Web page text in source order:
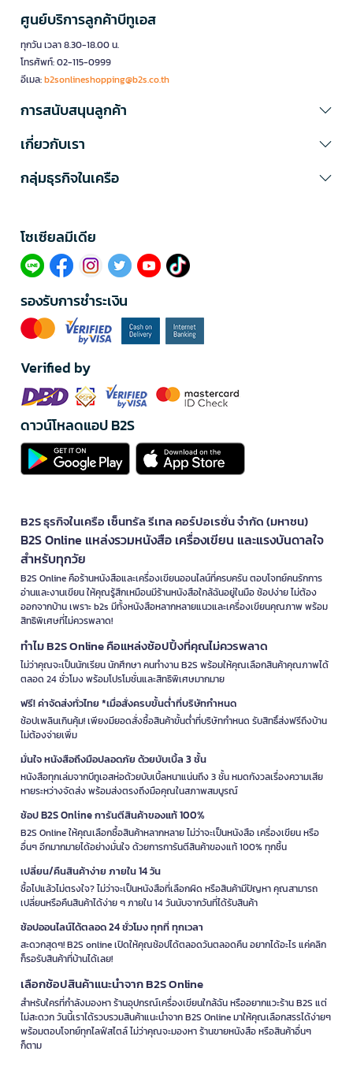
ศูนย์บริการลูกค้าบีทูเอส
ทุกวัน เวลา 8.30-18.00 น.
โทรศัพท์: 02-115-0999
อีเมล:b2sonlineshopping@b2s.co.th
การสนับสนุนลูกค้า
เกี่ยวกับเรา
กลุ่มธุรกิจในเครือ
โซเซียลมีเดีย​
รองรับการชำระเงิน
Verified by
ดาวน์โหลดแอป B2S
B2S ธุรกิจในเครือ เซ็นทรัล รีเทล คอร์ปอเรชั่น จำกัด (มหาชน)
B2S Online แหล่งรวมหนังสือ เครื่องเขียน และแรงบันดาลใจ
สำหรับทุกวัย
B2S Online คือร้านหนังสือและเครื่องเขียนออนไลน์ที่ครบครัน ตอบโจทย์คนรักการ
อ่านและงานเขียน ให้คุณรู้สึกเหมือนมีร้านหนังสือใกล้ฉันอยู่ในมือ ช้อปง่าย ไม่ต้อง
ออกจากบ้าน เพราะ b2s มีทั้งหนังสือหลากหลายแนวและเครื่องเขียนคุณภาพ พร้อม
สิทธิพิเศษที่ไม่ควรพลาด!
ทำไม B2S Online คือแหล่งช้อปปิ้งที่คุณไม่ควรพลาด
ไม่ว่าคุณจะเป็นนักเรียน นักศึกษา คนทำงาน B2S พร้อมให้คุณเลือกสินค้าคุณภาพได้
ตลอด 24 ชั่วโมง พร้อมโปรโมชั่นและสิทธิพิเศษมากมาย
ฟรี! ค่าจัดส่งทั่วไทย *เมื่อสั่งครบขั้นต่ำที่บริษัทกำหนด
ช้อปเพลินเกินคุ้ม! เพียงมียอดสั่งซื้อสินค้าขั้นต่ำที่บริษัทกำหนด รับสิทธิ์ส่งฟรีถึงบ้าน
ไม่ต้องจ่ายเพิ่ม
มั่นใจ หนังสือถึงมือปลอดภัย ด้วยบับเบิ้ล 3 ชั้น
หนังสือทุกเล่มจากบีทูเอสห่อด้วยบับเบิ้ลหนาแน่นถึง 3 ชั้น หมดกังวลเรื่องความเสีย
หายระหว่างจัดส่ง พร้อมส่งตรงถึงมือคุณในสภาพสมบูรณ์
ช้อป B2S Online การันตีสินค้าของแท้ 100%
B2S Online ให้คุณเลือกซื้อสินค้าหลากหลาย ไม่ว่าจะเป็นหนังสือ เครื่องเขียน หรือ
อื่นๆ อีกมากมายได้อย่างมั่นใจ ด้วยการการันตีสินค้าของแท้ 100% ทุกชิ้น
เปลี่ยน/คืนสินค้าง่าย ภายใน 14 วัน
ซื้อไปแล้วไม่ตรงใจ? ไม่ว่าจะเป็นหนังสือที่เลือกผิด หรือสินค้ามีปัญหา คุณสามารถ
เปลี่ยนหรือคืนสินค้าได้ง่าย ๆ ภายใน 14 วันนับจากวันที่ได้รับสินค้า
ช้อปออนไลน์ได้ตลอด 24 ชั่วโมง ทุกที่ ทุกเวลา
สะดวกสุดๆ! B2S online เปิดให้คุณช้อปได้ตลอดวันตลอดคืน อยากได้อะไร แค่คลิก
ก็รอรับสินค้าที่บ้านได้เลย!
เลือกช้อปสินค้าแนะนำจาก B2S Online
สำหรับใครที่กำลังมองหา ร้านอุปกรณ์เครื่องเขียนใกล้ฉัน หรืออยากแวะร้าน B2S แต่
ไม่สะดวก วันนี้เราได้รวบรวมสินค้าแนะนำจาก B2S Online มาให้คุณเลือกสรรได้ง่ายๆ
พร้อมตอบโจทย์ทุกไลฟ์สไตล์ ไม่ว่าคุณจะมองหา ร้านขายหนังสือ หรือสินค้าอื่นๆ
ก็ตาม